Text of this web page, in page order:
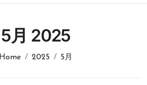
5月 2025
Home 2025 5月